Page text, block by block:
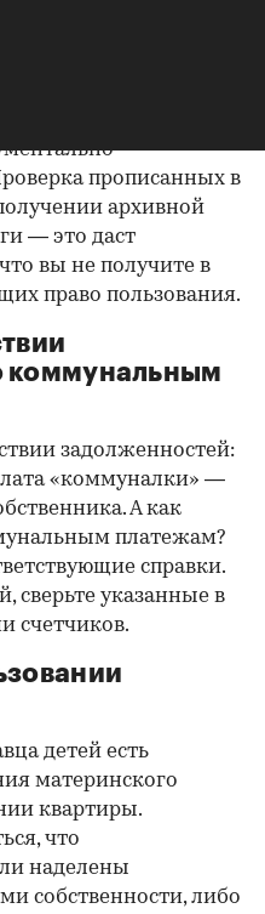
прописанных в
архивной
— это даст
вы не получите в
право пользования.
коммунальным
задолженностей:
«коммуналки» —
А как
платежам?
справки.
сверьте указанные в
счетчиков.
детей есть
материнского
квартиры.
что
наделены
собственности, либо